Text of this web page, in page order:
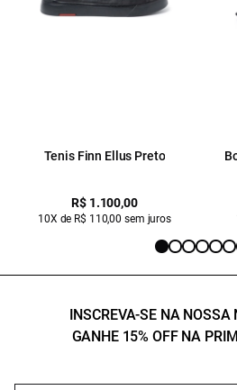
Tenis Finn Ellus Preto
R$ 1.100,00
10X de R$ 110,00 sem juros
INSCREVA-SE NA NOSSA
GANHE 15% OFF NA